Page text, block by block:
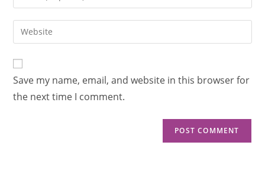
Save my name, email, and website in this browser for
the next time I comment.